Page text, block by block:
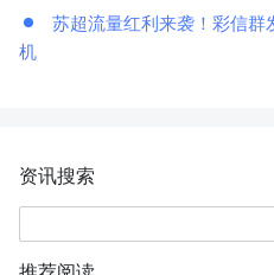
苏超流量红利来袭！彩信
机
资讯搜索